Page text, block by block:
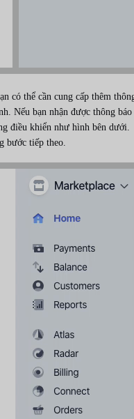
có thể cần cung cấp thêm
Nếu bạn nhận được thông báo
điều khiển như hình bên dưới.
bước tiếp theo.